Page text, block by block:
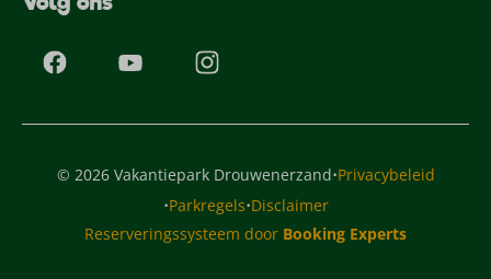
© 2026 Vakantiepark Drouwenerzand·Privacybeleid
·Parkregels·Disclaimer
Reserveringssysteem door Booking Experts